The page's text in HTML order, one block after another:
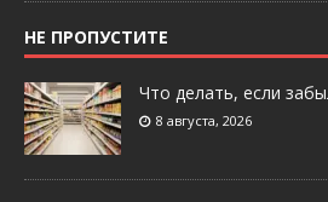
НЕ ПРОПУСТИТЕ
Что делать, если
8 августа, 2026